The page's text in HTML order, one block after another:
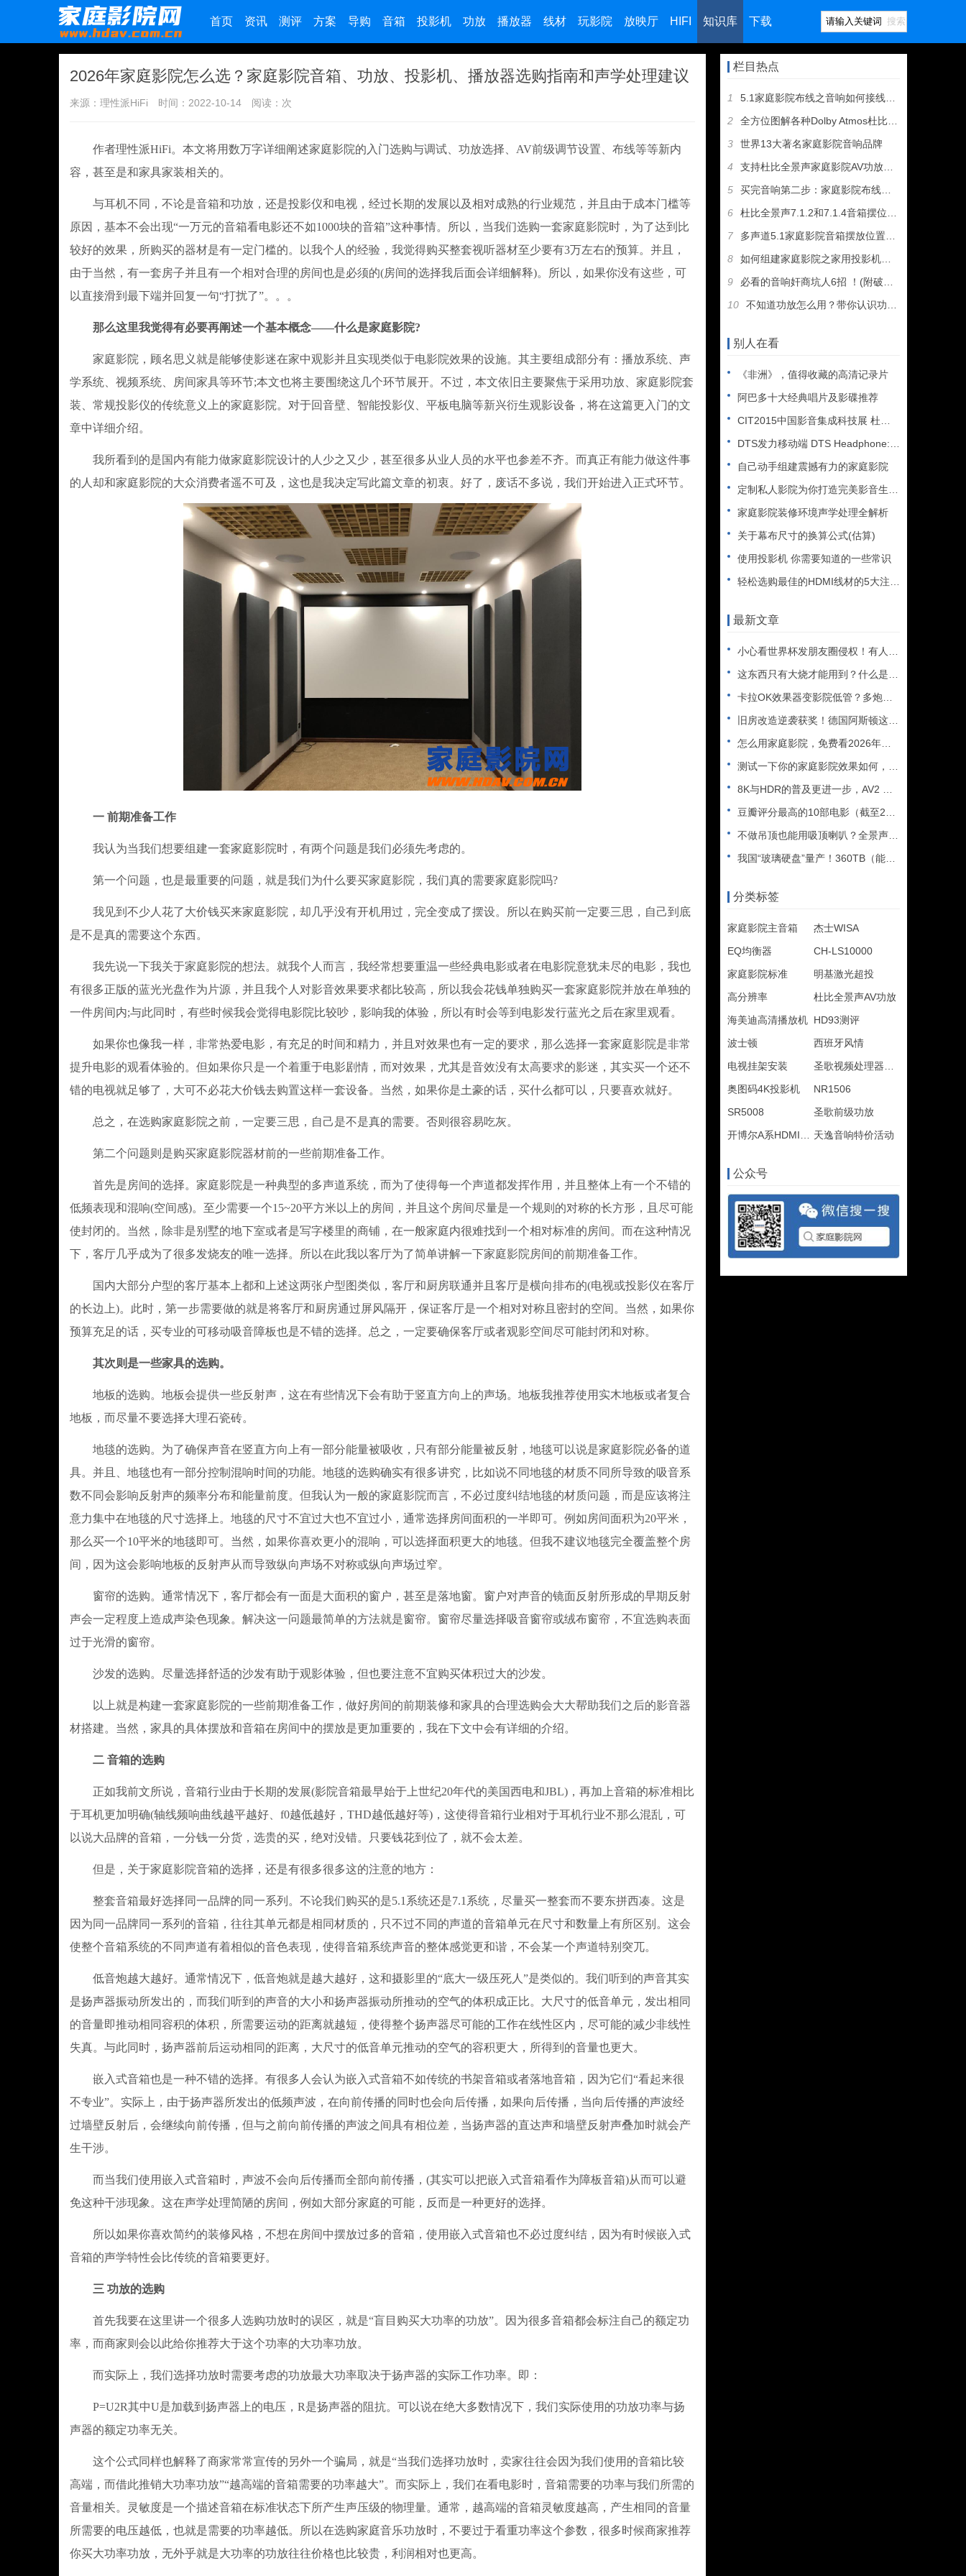
首页 资讯 测评 方案 导购 音箱 投影机 功放 播放器 线材 玩影院 放映厅 HIFI 知识库 下载 搜索
2026年家庭影院怎么选？家庭影院音箱、功放、投影机、播放器选购指南和声学处理建议
来源：理性派HiFi 时间：2022-10-14 阅读： 次
作者理性派HiFi。本文将用数万字详细阐述家庭影院的入门选购与调试、功放选择、AV前级调节设置、布线等等新内
容，甚至是和家具家装相关的。
与耳机不同，不论是音箱和功放，还是投影仪和电视，经过长期的发展以及相对成熟的行业规范，并且由于成本门槛等
原因，基本不会出现“一万元的音箱看电影还不如1000块的音箱”这种事情。所以，当我们选购一套家庭影院时，为了达到比
较好的效果，所购买的器材是有一定门槛的。以我个人的经验，我觉得购买整套视听器材至少要有3万左右的预算。并且，
由于当然，有一套房子并且有一个相对合理的房间也是必须的(房间的选择我后面会详细解释)。所以，如果你没有这些，可
以直接滑到最下端并回复一句“打扰了”。。。
那么这里我觉得有必要再阐述一个基本概念——什么是家庭影院?
家庭影院，顾名思义就是能够使影迷在家中观影并且实现类似于电影院效果的设施。其主要组成部分有：播放系统、声
学系统、视频系统、房间家具等环节;本文也将主要围绕这几个环节展开。不过，本文依旧主要聚焦于采用功放、家庭影院套
装、常规投影仪的传统意义上的家庭影院。对于回音壁、智能投影仪、平板电脑等新兴衍生观影设备，将在这篇更入门的文
章中详细介绍。
我所看到的是国内有能力做家庭影院设计的人少之又少，甚至很多从业人员的水平也参差不齐。而真正有能力做这件事
的人却和家庭影院的大众消费者遥不可及，这也是我决定写此篇文章的初衷。好了，废话不多说，我们开始进入正式环节。
一 前期准备工作
我认为当我们想要组建一套家庭影院时，有两个问题是我们必须先考虑的。
第一个问题，也是最重要的问题，就是我们为什么要买家庭影院，我们真的需要家庭影院吗?
我见到不少人花了大价钱买来家庭影院，却几乎没有开机用过，完全变成了摆设。所以在购买前一定要三思，自己到底
是不是真的需要这个东西。
我先说一下我关于家庭影院的想法。就我个人而言，我经常想要重温一些经典电影或者在电影院意犹未尽的电影，我也
有很多正版的蓝光光盘作为片源，并且我个人对影音效果要求都比较高，所以我会花钱单独购买一套家庭影院并放在单独的
一件房间内;与此同时，有些时候我会觉得电影院比较吵，影响我的体验，所以有时会等到电影发行蓝光之后在家里观看。
如果你也像我一样，非常热爱电影，有充足的时间和精力，并且对效果也有一定的要求，那么选择一套家庭影院是非常
提升电影的观看体验的。但如果你只是一个着重于电影剧情，而对效果，尤其是音效没有太高要求的影迷，其实买一个还不
错的电视就足够了，大可不必花大价钱去购置这样一套设备。当然，如果你是土豪的话，买什么都可以，只要喜欢就好。
总之，在选购家庭影院之前，一定要三思，自己是不是真的需要。否则很容易吃灰。
第二个问题则是购买家庭影院器材前的一些前期准备工作。
首先是房间的选择。家庭影院是一种典型的多声道系统，而为了使得每一个声道都发挥作用，并且整体上有一个不错的
低频表现和混响(空间感)。至少需要一个15~20平方米以上的房间，并且这个房间尽量是一个规则的对称的长方形，且尽可能
使封闭的。当然，除非是别墅的地下室或者是写字楼里的商铺，在一般家庭内很难找到一个相对标准的房间。而在这种情况
下，客厅几乎成为了很多发烧友的唯一选择。所以在此我以客厅为了简单讲解一下家庭影院房间的前期准备工作。
国内大部分户型的客厅基本上都和上述这两张户型图类似，客厅和厨房联通并且客厅是横向排布的(电视或投影仪在客厅
的长边上)。此时，第一步需要做的就是将客厅和厨房通过屏风隔开，保证客厅是一个相对对称且密封的空间。当然，如果你
预算充足的话，买专业的可移动吸音障板也是不错的选择。总之，一定要确保客厅或者观影空间尽可能封闭和对称。
其次则是一些家具的选购。
地板的选购。地板会提供一些反射声，这在有些情况下会有助于竖直方向上的声场。地板我推荐使用实木地板或者复合
地板，而尽量不要选择大理石瓷砖。
地毯的选购。为了确保声音在竖直方向上有一部分能量被吸收，只有部分能量被反射，地毯可以说是家庭影院必备的道
具。并且、地毯也有一部分控制混响时间的功能。地毯的选购确实有很多讲究，比如说不同地毯的材质不同所导致的吸音系
数不同会影响反射声的频率分布和能量前度。但我认为一般的家庭影院而言，不必过度纠结地毯的材质问题，而是应该将注
意力集中在地毯的尺寸选择上。地毯的尺寸不宜过大也不宜过小，通常选择房间面积的一半即可。例如房间面积为20平米，
那么买一个10平米的地毯即可。当然，如果你喜欢更小的混响，可以选择面积更大的地毯。但我不建议地毯完全覆盖整个房
间，因为这会影响地板的反射声从而导致纵向声场不对称或纵向声场过窄。
窗帘的选购。通常情况下，客厅都会有一面是大面积的窗户，甚至是落地窗。窗户对声音的镜面反射所形成的早期反射
声会一定程度上造成声染色现象。解决这一问题最简单的方法就是窗帘。窗帘尽量选择吸音窗帘或绒布窗帘，不宜选购表面
过于光滑的窗帘。
沙发的选购。尽量选择舒适的沙发有助于观影体验，但也要注意不宜购买体积过大的沙发。
​以上就是构建一套家庭影院的一些前期准备工作，做好房间的前期装修和家具的合理选购会大大帮助我们之后的影音器
材搭建。当然，家具的具体摆放和音箱在房间中的摆放是更加重要的，我在下文中会有详细的介绍。
二 音箱的选购
正如我前文所说，音箱行业由于长期的发展(影院音箱最早始于上世纪20年代的美国西电和JBL)，再加上音箱的标准相比
于耳机更加明确(轴线频响曲线越平越好、f0越低越好，THD越低越好等)，这使得音箱行业相对于耳机行业不那么混乱，可
以说大品牌的音箱，一分钱一分货，选贵的买，绝对没错。只要钱花到位了，就不会太差。
但是，关于家庭影院音箱的选择，还是有很多很多这的注意的地方：
整套音箱最好选择同一品牌的同一系列。不论我们购买的是5.1系统还是7.1系统，尽量买一整套而不要东拼西凑。这是
因为同一品牌同一系列的音箱，往往其单元都是相同材质的，只不过不同的声道的音箱单元在尺寸和数量上有所区别。这会
使整个音箱系统的不同声道有着相似的音色表现，使得音箱系统声音的整体感觉更和谐，不会某一个声道特别突兀。
低音炮越大越好。通常情况下，低音炮就是越大越好，这和摄影里的“底大一级压死人”是类似的。我们听到的声音其实
是扬声器振动所发出的，而我们听到的声音的大小和扬声器振动所推动的空气的体积成正比。大尺寸的低音单元，发出相同
的音量即推动相同容积的体积，所需要运动的距离就越短，使得整个扬声器尽可能的工作在线性区内，尽可能的减少非线性
失真。与此同时，扬声器前后运动相同的距离，大尺寸的低音单元推动的空气的容积更大，所得到的音量也更大。
​嵌入式音箱也是一种不错的选择。有很多人会认为嵌入式音箱不如传统的书架音箱或者落地音箱，因为它们“看起来很
不专业”。实际上，由于扬声器所发出的低频声波，在向前传播的同时也会向后传播，如果向后传播，当向后传播的声波经
过墙壁反射后，会继续向前传播，但与之前向前传播的声波之间具有相位差，当扬声器的直达声和墙壁反射声叠加时就会产
生干涉。
而当我们使用嵌入式音箱时，声波不会向后传播而全部向前传播，(其实可以把嵌入式音箱看作为障板音箱)从而可以避
免这种干涉现象。这在声学处理简陋的房间，例如大部分家庭的可能，反而是一种更好的选择。
所以如果你喜欢简约的装修风格，不想在房间中摆放过多的音箱，使用嵌入式音箱也不必过度纠结，因为有时候嵌入式
音箱的声学特性会比传统的音箱要更好。
三 功放的选购
首先我要在这里讲一个很多人选购功放时的误区，就是“盲目购买大功率的功放”。因为很多音箱都会标注自己的额定功
率，而商家则会以此给你推荐大于这个功率的大功率功放。
而实际上，我们选择功放时需要考虑的功放最大功率取决于扬声器的实际工作功率。即：
P=U2R其中U是加载到扬声器上的电压，R是扬声器的阻抗。可以说在绝大多数情况下，我们实际使用的功放功率与扬
声器的额定功率无关。
这个公式同样也解释了商家常常宣传的另外一个骗局，就是“当我们选择功放时，卖家往往会因为我们使用的音箱比较
高端，而借此推销大功率功放”“越高端的音箱需要的功率越大”。而实际上，我们在看电影时，音箱需要的功率与我们所需的
音量相关。灵敏度是一个描述音箱在标准状态下所产生声压级的物理量。通常，越高端的音箱灵敏度越高，产生相同的音量
所需要的电压越低，也就是需要的功率越低。所以在选购家庭音乐功放时，不要过于看重功率这个参数，很多时候商家推荐
你买大功率功放，无外乎就是大功率的功放往往价格也比较贵，利润相对也更高。
栏目热点
1
5.1家庭影院布线之音响如何接线（图文教程）
2
全方位图解各种Dolby Atmos杜比全景声音箱摆位方案
3
世界13大著名家庭影院音响品牌
4
支持杜比全景声家庭影院AV功放和音箱推荐
5
买完音响第二步：家庭影院布线及音箱摆位
6
杜比全景声7.1.2和7.1.4音箱摆位有什么区别
7
多声道5.1家庭影院音箱摆放位置建议
8
如何组建家庭影院之家用投影机选购指南
9
必看的音响奸商坑人6招 ！(附破解招式）
10
不知道功放怎么用？带你认识功放机所有接口
别人在看
《非洲》，值得收藏的高清记录片
阿巴多十大经典唱片及影碟推荐
CIT2015中国影音集成科技展 杜比全景声大热
DTS发力移动端 DTS Headphone:X技术解析
自己动手组建震撼有力的家庭影院
定制私人影院为你打造完美影音生活空间
家庭影院装修环境声学处理全解析
关于幕布尺寸的换算公式(估算)
使用投影机 你需要知道的一些常识
轻松选购最佳的HDMI线材的5大注意事项
最新文章
小心看世界杯发朋友圈侵权！有人被判赔108万
这东西只有大烧才能用到？什么是XLR接口？平衡音频信号线、低
卡拉OK效果器变影院低管？多炮玩家省钱了，内附调音软件免费下
旧房改造逆袭获奖！德国阿斯顿这套7.2.4全景声私人影院太惊
怎么用家庭影院，免费看2026年世界杯直播？
测试一下你的家庭影院效果如何，bobo精选测试片1~3合集
8K与HDR的普及更进一步，AV2 视频编解码器发布
豆瓣评分最高的10部电影（截至2025年）
不做吊顶也能用吸顶喇叭？全景声天空声道安装教程
我国“玻璃硬盘”量产！360TB（能装2.5万部电影），10
分类标签
家庭影院主音箱
杰士WISA
EQ均衡器
CH-LS10000
家庭影院标准
明基激光超投
高分辨率
杜比全景声AV功放
海美迪高清播放机 HD93测评
波士顿
西班牙风情
电视挂架安装
奥图码4K投影机
NR1506
SR5008
圣歌前级功放
天逸音响特价活动
公众号